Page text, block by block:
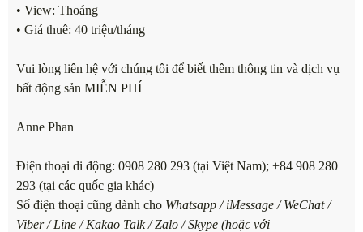
• View: Thoáng
• Giá thuê: 40 triệu/tháng
Vui lòng liên hệ với chúng tôi để biết thêm thông tin và dịch vụ
bất động sản MIỄN PHÍ
Anne Phan
Điện thoại di động: 0908 280 293 (tại Việt Nam); +84 908 280
293 (tại các quốc gia khác)
Số điện thoại cũng dành cho Whatsapp / iMessage / WeChat /
Viber / Line / Kakao Talk / Zalo / Skype (hoặc với